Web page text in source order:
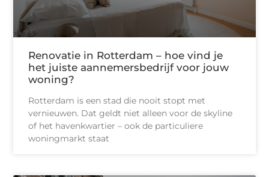
Renovatie in Rotterdam – hoe vind je
het juiste aannemersbedrijf voor jouw
woning?
Rotterdam is een stad die nooit stopt met
vernieuwen. Dat geldt niet alleen voor de skyline
of het havenkwartier – ook de particuliere
woningmarkt staat